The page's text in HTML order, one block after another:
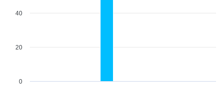
0
20
40